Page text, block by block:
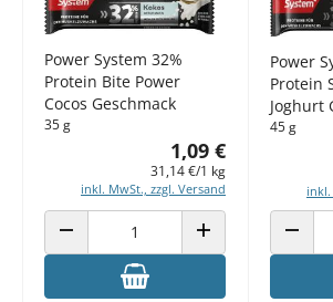
Power System 32%
Protein Bite Power
Cocos Geschmack
35 g
1,09 €
31,14 €/1 kg
inkl. MwSt., zzgl. Versand
ANZAHL VERRINGERN ANZAHL ERHÖHEN
Power
Protein
Joghurt
45 g
inkl.